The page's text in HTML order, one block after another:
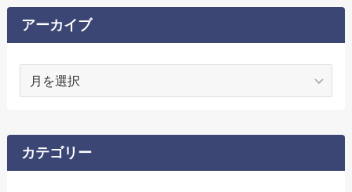
アーカイブ
イ
ブ
カテゴリー